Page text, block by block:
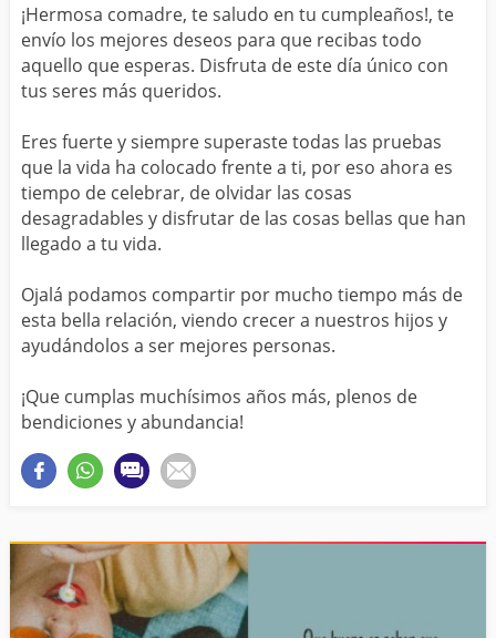
¡Hermosa comadre, te saludo en tu cumpleaños!, te
envío los mejores deseos para que recibas todo
aquello que esperas. Disfruta de este día único con
tus seres más queridos.
Eres fuerte y siempre superaste todas las pruebas
que la vida ha colocado frente a ti, por eso ahora es
tiempo de celebrar, de olvidar las cosas
desagradables y disfrutar de las cosas bellas que han
llegado a tu vida.
Ojalá podamos compartir por mucho tiempo más de
esta bella relación, viendo crecer a nuestros hijos y
ayudándolos a ser mejores personas.
¡Que cumplas muchísimos años más, plenos de
bendiciones y abundancia!